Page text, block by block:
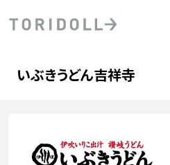
会社情報
PRニュース
中長期経営計
デジタルトラン
フォーメーシ
ライブラリ
粟田社長が語
トリドールの
いぶきうどん吉祥寺